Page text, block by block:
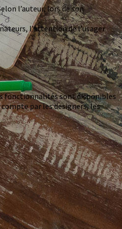
l’auteur, lors de son
l’attention de l’usager
fonctionnalités sont disponibles
par les designers, les